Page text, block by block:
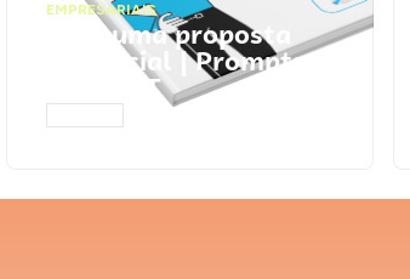
EMPRESARIAIS
Faça uma proposta
comercial | Prompts
ChatGPT